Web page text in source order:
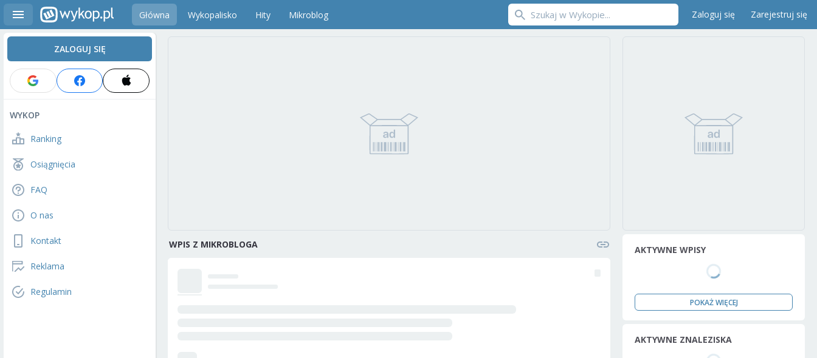
Główna Wykopalisko Hity Mikroblog Zaloguj się Zarejestruj się
ZALOGUJ SIĘ
WYKOP
Ranking
Osiągnięcia
FAQ
O nas
Kontakt
Reklama
Regulamin
WPIS Z MIKROBLOGA AKTYWNE WPISY
POKAŻ WIĘCEJ
AKTYWNE ZNALEZISKA